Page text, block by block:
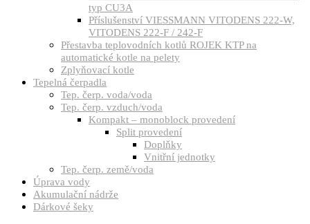
typ CU3A
Příslušenství VIESSMANN VITODENS 222-W,
VITODENS 222-F / 242-F
Přestavba teplovodních kotlů ROJEK KTP na
automatické kotle na pelety
Zplyňovací kotle
Tepelná čerpadla
Tep. čerp. voda/voda
Tep. čerp. vzduch/voda
Kompakt – monoblock provedení
Split provedení
Doplňky
Vnitřní jednotky
Tep. čerp. země/voda
Úprava vody
Akumulační nádrže
Dárkové šeky